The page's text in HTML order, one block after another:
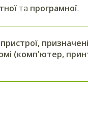
та програмної.
(комп'ютер,